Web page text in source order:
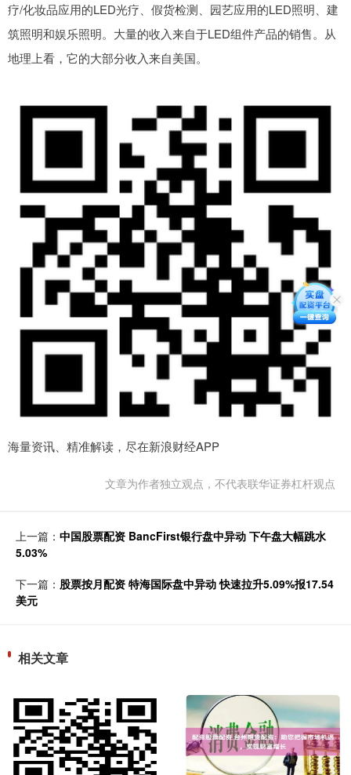
疗/化妆品应用的LED光疗、假货检测、园艺应用的LED照明、建
筑照明和娱乐照明。大量的收入来自于LED组件产品的销售。从
地理上看，它的大部分收入来自美国。
海量资讯、精准解读，尽在新浪财经APP
文章为作者独立观点，不代表联华证券杠杆观点
上一篇： 中国股票配资 BancFirst银行盘中异动 下午盘大幅跳水
5.03%
下一篇： 股票按月配资 特海国际盘中异动 快速拉升5.09%报17.54
美元
相关文章